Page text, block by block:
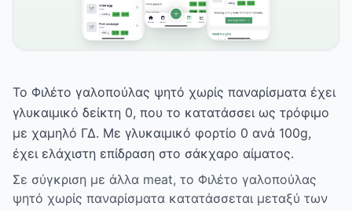
Το Φιλέτο γαλοπούλας ψητό χωρίς παναρίσματα έχει
γλυκαιμικό δείκτη 0, που το κατατάσσει ως τρόφιμο
με χαμηλό ΓΔ. Με γλυκαιμικό φορτίο 0 ανά 100g,
έχει ελάχιστη επίδραση στο σάκχαρο αίματος.
Σε σύγκριση με άλλα meat, το Φιλέτο γαλοπούλας
ψητό χωρίς παναρίσματα κατατάσσεται μεταξύ των